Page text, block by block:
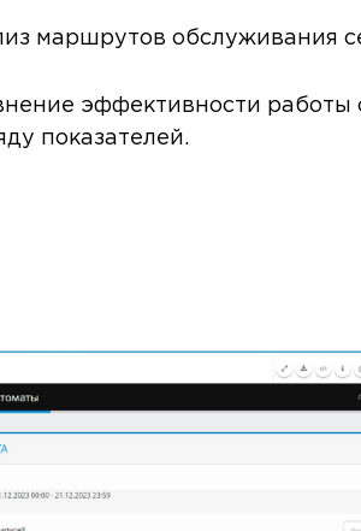
маршрутов обслуживания
эффективности работы
показателей.